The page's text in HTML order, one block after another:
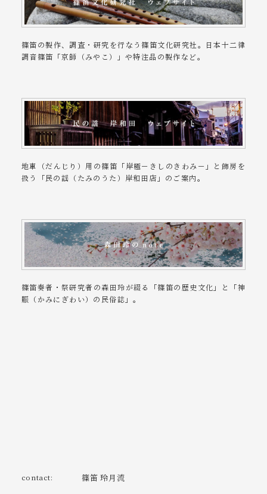
篠笛の製作、調査・研究を行なう篠笛文化研究社。日本十二律
調音篠笛「京師（みやこ）」や特注品の製作など。
地車（だんじり）用の篠笛「岸極－きしのきわみ－」と飾房を
扱う「民の謡（たみのうた）岸和田店」のご案内。
篠笛奏者・祭研究者の森田玲が綴る「篠笛の歴史文化」と「神
賑（かみにぎわい）の民俗誌」。
contact: 篠笛 玲月流